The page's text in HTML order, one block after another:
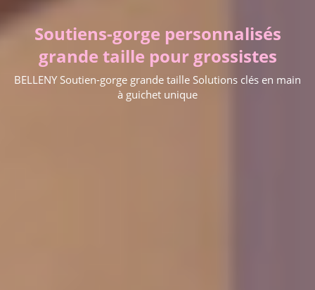
Soutiens-gorge personnalisés
grande taille pour grossistes
BELLENY Soutien-gorge grande taille Solutions clés en main
à guichet unique